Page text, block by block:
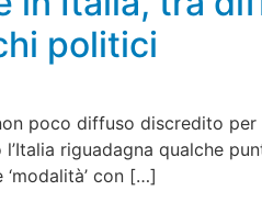
politici
poco diffuso discredito
riguadagna qualche
con […]